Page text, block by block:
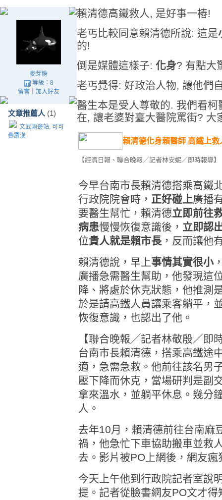
麥芽糖
等級：8
留言｜ 加入好友
文章推薦人 (1)
文武兩邊站, 可可
疊羅漢
賴清德高鐵救人, 是好事一樁!
老丐比較同意賴清德所說: 這是
的!
倒是媒體這樣子: 化身? 有點大
老丐覺得: 好政治人物, 讓他們
醫生本是受人尊敬的. 我們看
在, 讓老婆對臺大醫院罵街? 大
賴清德化身賴醫師 高鐵上救
【經濟日報、聯合晚報╱記者林安妮／即時報導】
今早台南市長賴清德搭乘高鐵
行政院院會時， 正好碰上廣播
要醫生幫忙，賴清德立即前往
病患慢慢恢復意識後， 立即認
位貴人就是賴市長 ，反而讓他
賴清德說，早上事情其實很小
廣播急需醫生幫助，他發現這
降、將處於休克狀態，他推測
於是請高鐵人員讓乘客躺平，
恢復意識，也認出了他。
【聯合晚報╱記者林敬殷／即
台南市長賴清德，搭乘高鐵途
適，急需急救。他前往該名男
壓下降而休克，當場研判是副
拿來溫水，並躺平休息。幾分
人。
去年10月，賴清德前往台南麻
禍，他急忙下車協助搬車並救
去。影片被PO上網後，網友瘋
今天上午他到行政院記者室說
提。記者從臉書網友PO文才